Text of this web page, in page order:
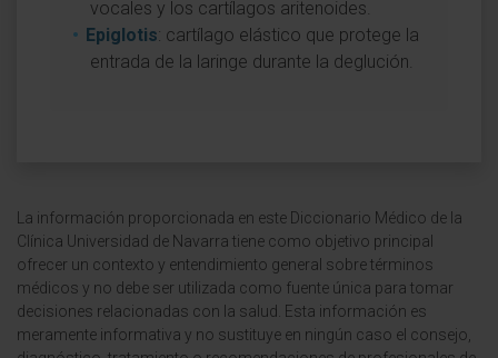
vocales y los cartílagos aritenoides.
Epiglotis: cartílago elástico que protege la
entrada de la laringe durante la deglución.
La información proporcionada en este Diccionario Médico de la
Clínica Universidad de Navarra tiene como objetivo principal
ofrecer un contexto y entendimiento general sobre términos
médicos y no debe ser utilizada como fuente única para tomar
decisiones relacionadas con la salud. Esta información es
meramente informativa y no sustituye en ningún caso el consejo,